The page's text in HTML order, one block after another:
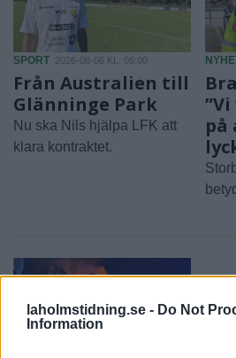
laholmstidning.se - Do Not
Information
SPORT 2026-08-06 KL. 06:00
Från Australien till
Glänninge Park
Nu ska Nils hjälpa LFK att
klara kontraktet.
på